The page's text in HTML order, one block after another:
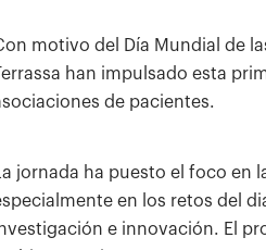
motivo del Día Mundial de
han impulsado esta
de pacientes.
jornada ha puesto el foco en
en los retos del
e innovación. El